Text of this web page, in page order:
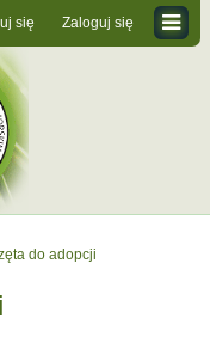
Zaloguj się
się
do adopcji